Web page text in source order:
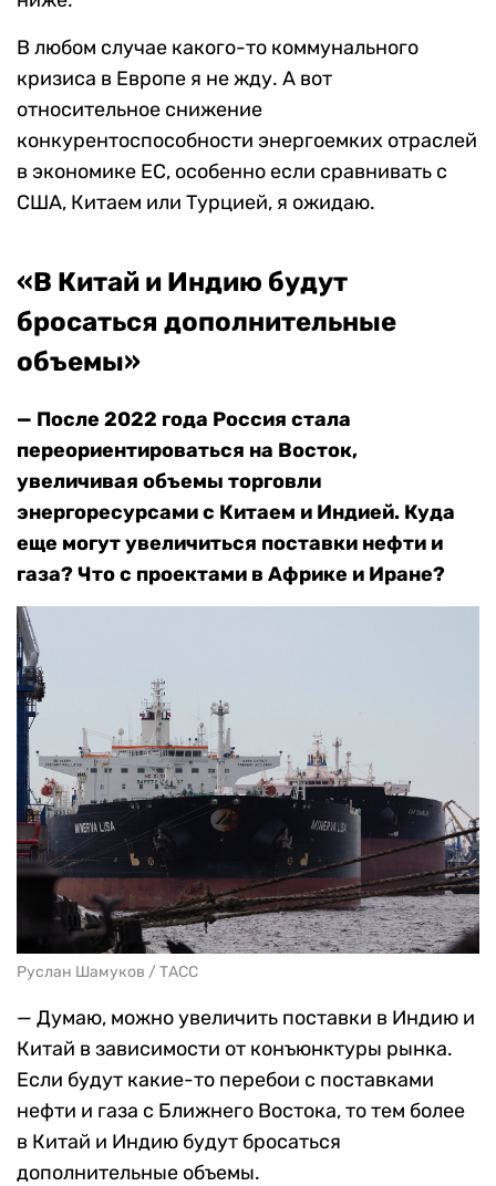
В любом случае какого-то коммунального
кризиса в Европе я не жду. А вот
относительное снижение
конкурентоспособности энергоемких отраслей
в экономике ЕС, особенно если сравнивать с
США, Китаем или Турцией, я ожидаю.
«В Китай и Индию будут
бросаться дополнительные
объемы»
— После 2022 года Россия стала
переориентироваться на Восток,
увеличивая объемы торговли
энергоресурсами с Китаем и Индией. Куда
еще могут увеличиться поставки нефти и
газа? Что с проектами в Африке и Иране?
Руслан Шамуков / ТАСС
— Думаю, можно увеличить поставки в Индию и
Китай в зависимости от конъюнктуры рынка.
Если будут какие-то перебои с поставками
нефти и газа с Ближнего Востока, то тем более
в Китай и Индию будут бросаться
дополнительные объемы.